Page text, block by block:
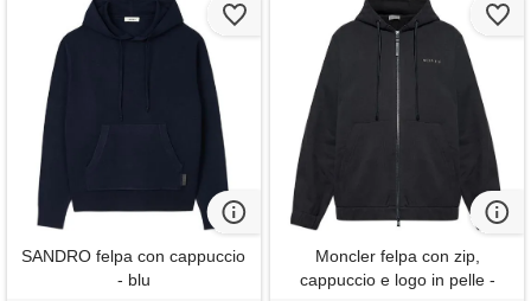
SANDRO felpa con cappuccio
- blu
Moncler felpa con zip,
cappuccio e logo in pelle -